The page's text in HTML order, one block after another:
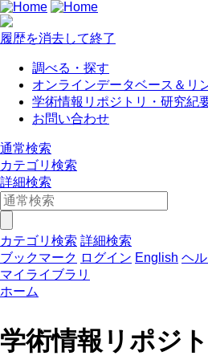
履歴を消去して終了
調べる・探す
オンラインデータベース＆リ
学術情報リポジトリ・研究紀
お問い合わせ
通常検索
カテゴリ検索
詳細検索
カテゴリ検索 詳細検索
ブックマーク ログイン English ヘ
マイライブラリ
ホーム
学術情報リポジ